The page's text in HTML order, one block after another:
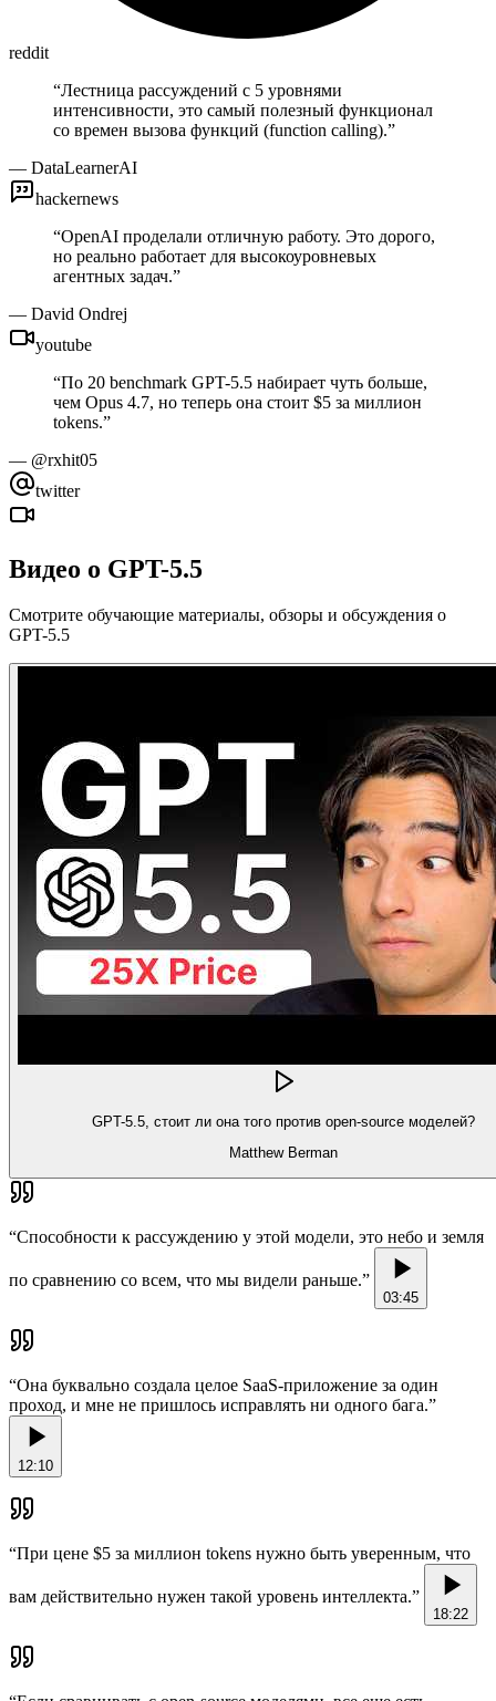
reddit
“Лестница рассуждений с 5 уровнями
интенсивности, это самый полезный функционал
со времен вызова функций (function calling).”
— DataLearnerAI
hackernews
“OpenAI проделали отличную работу. Это дорого,
но реально работает для высокоуровневых
агентных задач.”
— David Ondrej
youtube
“По 20 benchmark GPT-5.5 набирает чуть больше,
чем Opus 4.7, но теперь она стоит $5 за миллион
tokens.”
— @rxhit05
twitter
Видео о GPT-5.5
Смотрите обучающие материалы, обзоры и обсуждения о
GPT-5.5
GPT-5.5, стоит ли она того против open-source моделей?
Matthew Berman
“Способности к рассуждению у этой модели, это небо и земля
по сравнению со всем, что мы видели раньше.”
03:45
“Она буквально создала целое SaaS-приложение за один
проход, и мне не пришлось исправлять ни одного бага.”
12:10
“При цене $5 за миллион tokens нужно быть уверенным, что
вам действительно нужен такой уровень интеллекта.”
18:22